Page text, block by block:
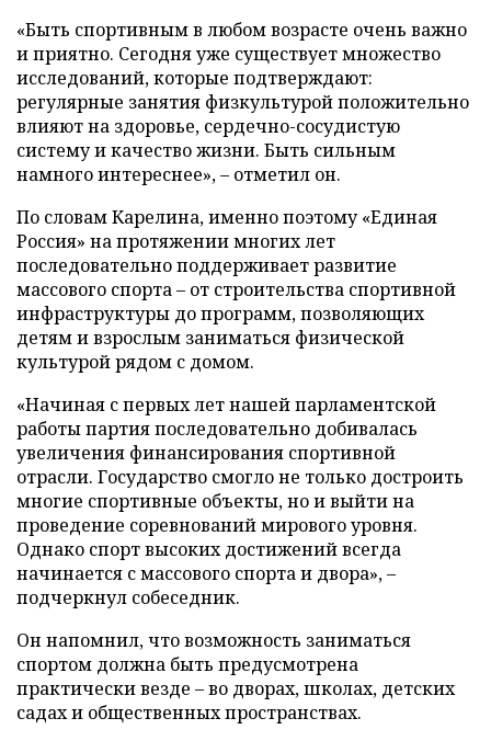
«Быть спортивным в любом возрасте очень важно
и приятно. Сегодня уже существует множество
исследований, которые подтверждают:
регулярные занятия физкультурой положительно
влияют на здоровье, сердечно-сосудистую
систему и качество жизни. Быть сильным
намного интереснее», – отметил он.
По словам Карелина, именно поэтому «Единая
Россия» на протяжении многих лет
последовательно поддерживает развитие
массового спорта – от строительства спортивной
инфраструктуры до программ, позволяющих
детям и взрослым заниматься физической
культурой рядом с домом.
«Начиная с первых лет нашей парламентской
работы партия последовательно добивалась
увеличения финансирования спортивной
отрасли. Государство смогло не только достроить
многие спортивные объекты, но и выйти на
проведение соревнований мирового уровня.
Однако спорт высоких достижений всегда
начинается с массового спорта и двора», –
подчеркнул собеседник.
Он напомнил, что возможность заниматься
спортом должна быть предусмотрена
практически везде – во дворах, школах, детских
садах и общественных пространствах.